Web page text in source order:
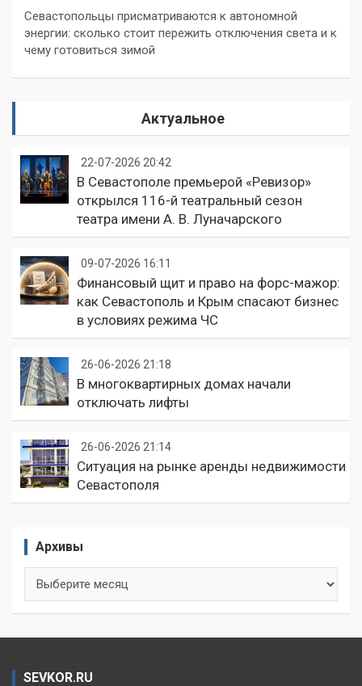
Севастопольцы присматриваются к автономной
энергии: сколько стоит пережить отключения света и к
чему готовиться зимой
Актуальное
22-07-2026 20:42
В Севастополе премьерой «Ревизор»
открылся 116-й театральный сезон
театра имени А. В. Луначарского
09-07-2026 16:11
Финансовый щит и право на форс-мажор:
как Севастополь и Крым спасают бизнес
в условиях режима ЧС
26-06-2026 21:18
В многоквартирных домах начали
отключать лифты
26-06-2026 21:14
Ситуация на рынке аренды недвижимости
Севастополя
Архивы
SEVKOR.RU